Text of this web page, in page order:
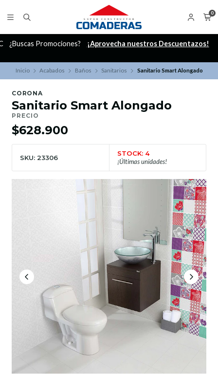
0
¿Buscas Promociones? ¡Aprovecha nuestros Descuentazos!
Inicio Acabados Baños Sanitarios Sanitario Smart Alongado
CORONA
Sanitario Smart Alongado
PRECIO
$628.900
SKU: 23306
STOCK: 4
¡Últimas unidades!